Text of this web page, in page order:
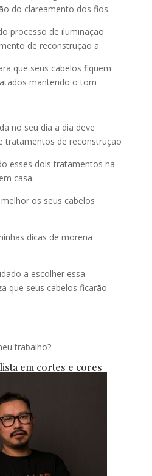
do clareamento dos fios.
processo de iluminação
de reconstrução a
que seus cabelos fiquem
mantendo o tom
no seu dia a dia deve
tratamentos de reconstrução
esses dois tratamentos na
casa.
os seus cabelos
dicas de morena
a escolher essa
que seus cabelos ficarão
trabalho?
em cortes e cores